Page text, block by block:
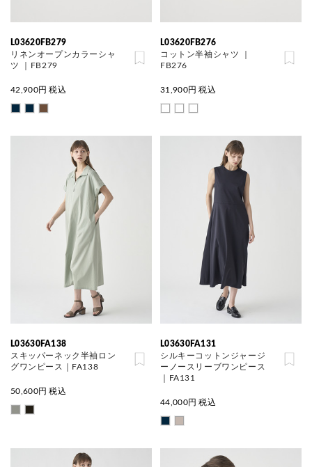
L03620FB279
リネンオープンカラーシャ
ツ ｜FB279
42,900円 税込
L03620FB276
コットン半袖シャツ ｜
FB276
31,900円 税込
L03630FA138
スキッパーネック半袖ロン
グワンピース｜FA138
50,600円 税込
L03630FA131
シルキーコットンジャージ
ーノースリーブワンピース
｜FA131
44,000円 税込